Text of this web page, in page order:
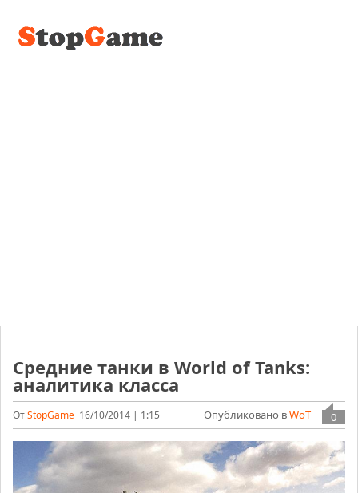
Средние танки в World of Tanks:
аналитика класса
ОтStopGame 16/10/2014 | 1:15 0
Опубликовано вWoT